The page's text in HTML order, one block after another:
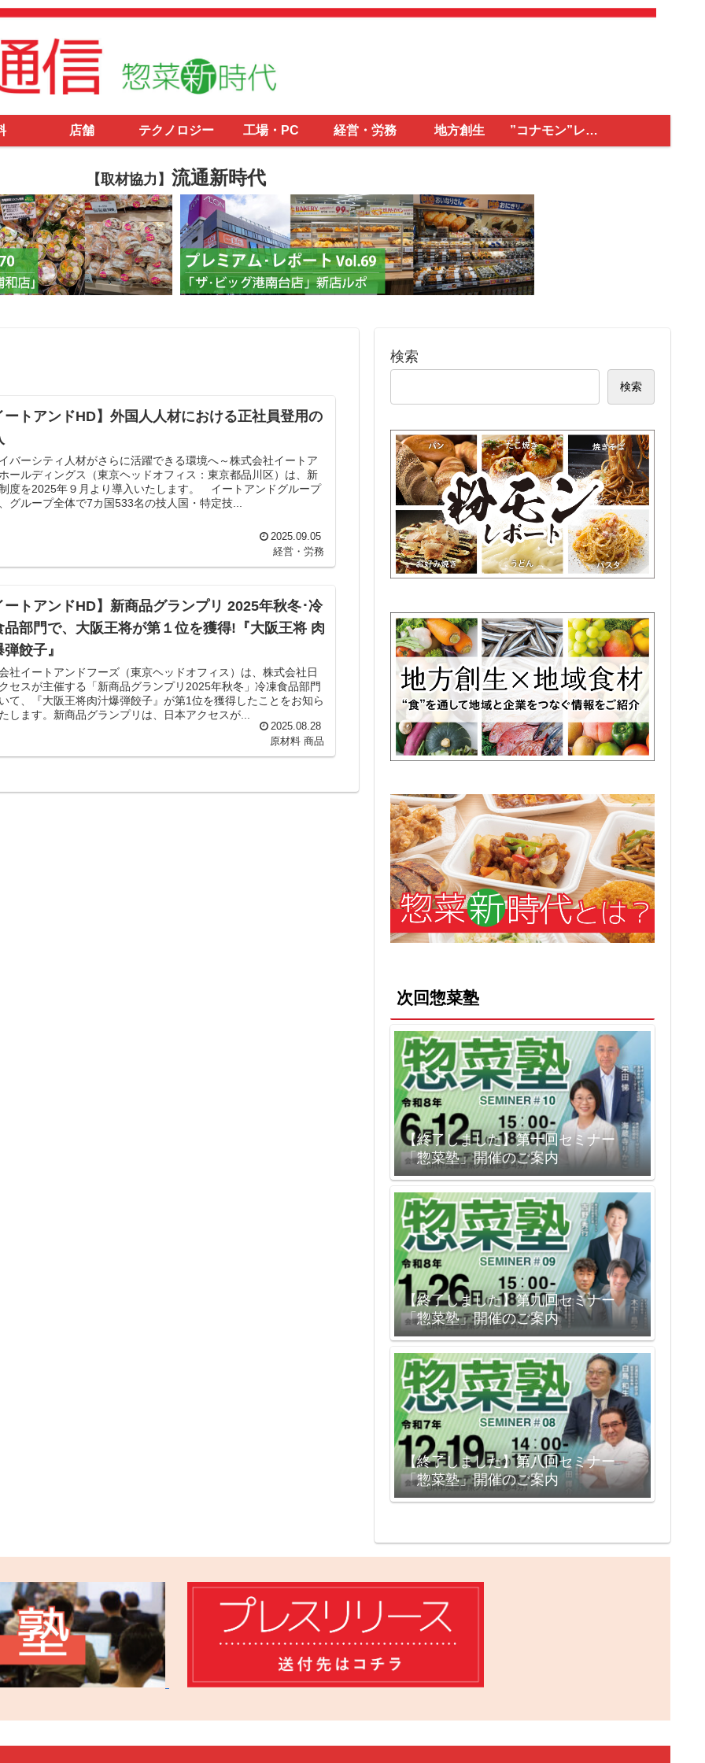
店舗 テクノロジー 工場・PC 経営・労務 地方創生 ”コナモン”レポ
【取材協力】 流通新時代
ートアンドHD】外国人人材における正社員登用の
バーシティ人材がさらに活躍できる環境へ～株式会社イートア
ールディングス（東京ヘッドオフィス：東京都品川区）は、新
度を2025年９月より導入いたします。 イートアンドグループ
グループ全体で7カ国533名の技人国・特定技...
2025.09.05
経営・労務
ートアンドHD】新商品グランプリ 2025年秋冬･冷
品部門で、大阪王将が第１位を獲得!『大阪王将 肉
餃子』
社イートアンドフーズ（東京ヘッドオフィス）は、株式会社日
セスが主催する「新商品グランプリ2025年秋冬」冷凍食品部門
て、『大阪王将肉汁爆弾餃子』が第1位を獲得したことをお知ら
します。新商品グランプリは、日本アクセスが...
2025.08.28
原材料 商品
検索
検索
次回惣菜塾
【終了しました】第十回セミナー
「惣菜塾」開催のご案内
【終了しました】第九回セミナー
「惣菜塾」開催のご案内
【終了しました】第八回セミナー
「惣菜塾」開催のご案内